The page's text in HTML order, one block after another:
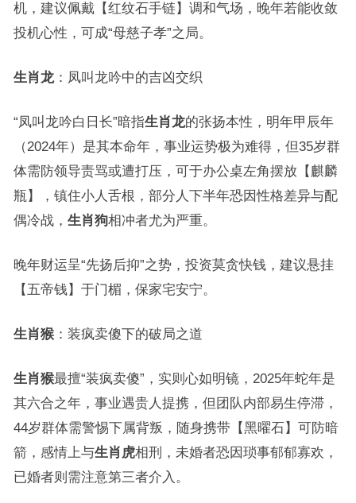
机，建议佩戴【红纹石手链】调和气场，晚年若能收敛
投机心性，可成“母慈子孝”之局。
生肖龙：凤叫龙吟中的吉凶交织
“凤叫龙吟白日长”暗指生肖龙的张扬本性，明年甲辰年
（2024年）是其本命年，事业运势极为难得，但35岁群
体需防领导责骂或遭打压，可于办公桌左角摆放【麒麟
瓶】，镇住小人舌根，部分人下半年恐因性格差异与配
偶冷战， 生肖狗相冲者尤为严重。
晚年财运呈“先扬后抑”之势，投资莫贪快钱，建议悬挂
【五帝钱】于门楣，保家宅安宁。
生肖猴：装疯卖傻下的破局之道
生肖猴最擅“装疯卖傻”，实则心如明镜，2025年蛇年是
其六合之年，事业遇贵人提携，但团队内部易生停滞，
44岁群体需警惕下属背叛，随身携带【黑曜石】可防暗
箭，感情上与生肖虎相刑，未婚者恐因琐事郁郁寡欢，
已婚者则需注意第三者介入。